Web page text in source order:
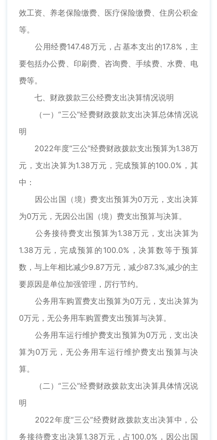
效工资、养老保险缴费、医疗保险缴费、住房公积金
等。
公用经费147.48万元，占基本支出的17.8%，主
要包括办公费、印刷费、咨询费、手续费、水费、电
费等。
七、财政拨款三公经费支出决算情况说明
（一）“三公”经费财政拨款支出决算总体情况说
明
2022年度“三公”经费财政拨款支出预算为1.38万
元，支出决算为1.38万元，完成预算的100.0%，其
中：
因公出国（境）费支出预算为0万元，支出决算
为0万元，无因公出国（境）费支出预算与决算。
公务接待费支出预算为1.38万元，支出决算为
1.38万元，完成预算的100.0%，决算数等于预算
数，与上年相比减少9.87万元，减少87.3%,减少的主
要原因是单位加强管理，厉行节约。
公务用车购置费支出预算为0万元，支出决算为
0万元，无公务用车购置费支出预算与决算。
公务用车运行维护费支出预算为0万元，支出决
算为0万元，无公务用车运行维护费支出预算与决
算。
（二）“三公”经费财政拨款支出决算具体情况说
明
2022年度“三公”经费财政拨款支出决算中，公
务接待费支出决算1.38万元，占100.0%，因公出国